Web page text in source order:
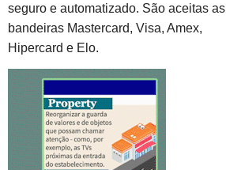
seguro e automatizado. São aceitas as
bandeiras Mastercard, Visa, Amex,
Hipercard e Elo.